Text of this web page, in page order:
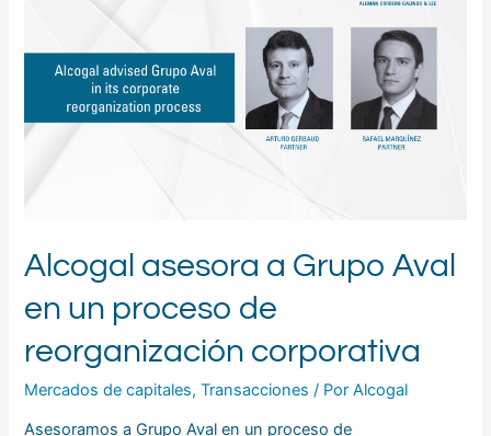
Alcogal asesora a Grupo Aval
en un proceso de
reorganización corporativa
Mercados de capitales,Transacciones / PorAlcogal
Asesoramos a Grupo Aval en un proceso de
Aval
proceso